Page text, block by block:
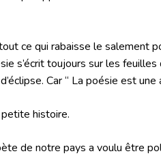
ce qui rabaisse le salement
s’écrit toujours sur les
Car “ La poésie est une
histoire.
de notre pays a voulu être